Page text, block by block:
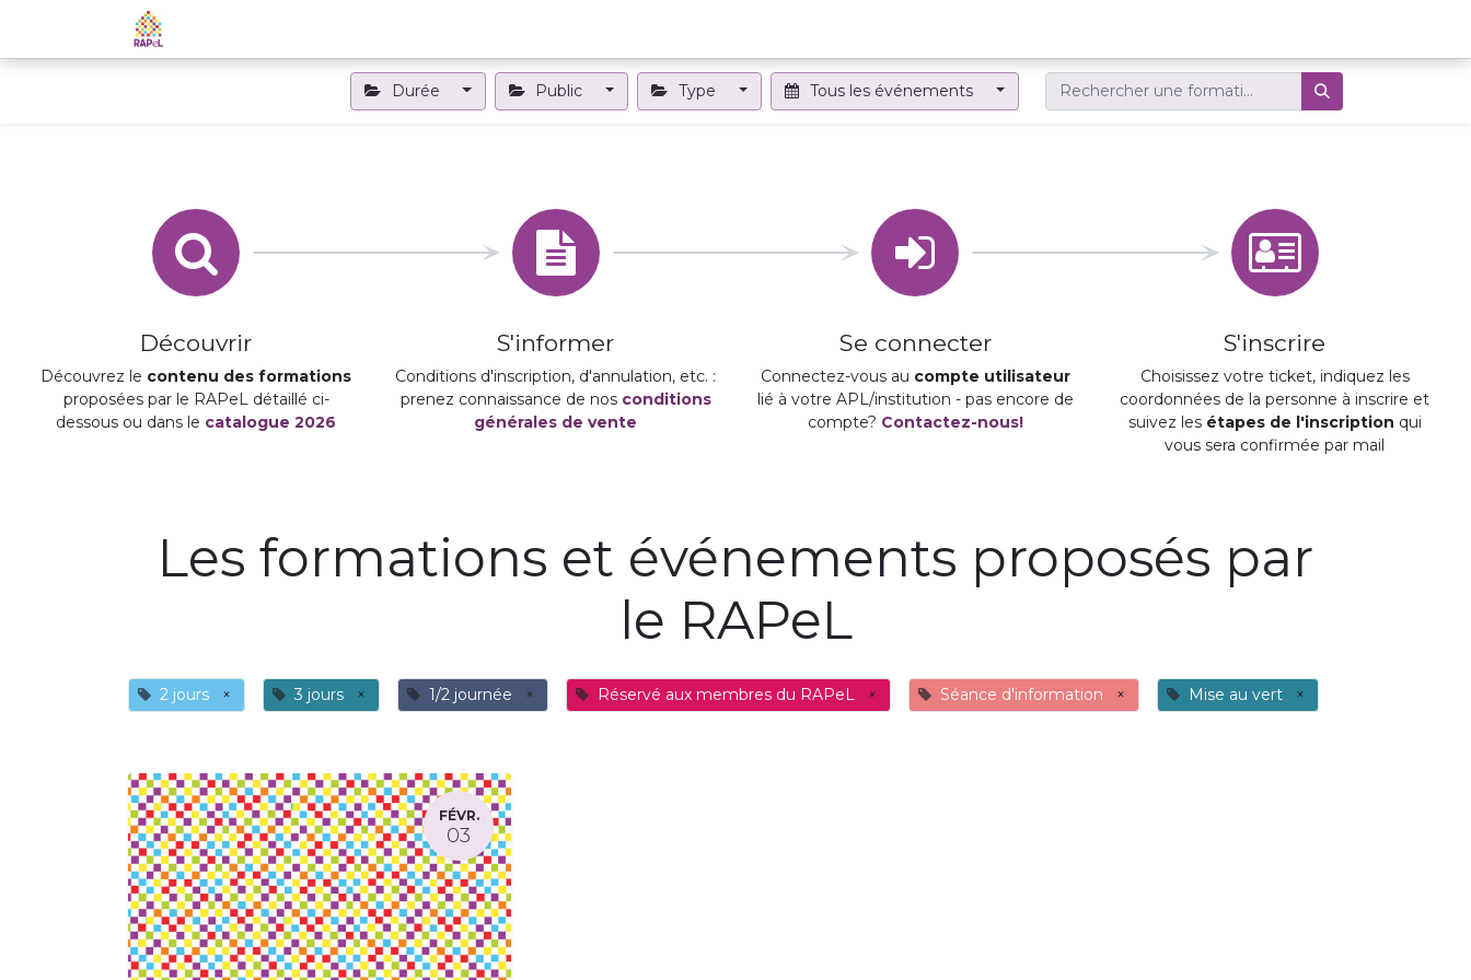
Durée Public Type Tous les événements
Découvrir
Découvrez le contenu des formations
proposées par le RAPeL détaillé ci-
dessous ou dans le catalogue 2026
S'informer
Conditions d'inscription, d'annulation, etc. :
prenez connaissance de nos conditions
générales de vente
Se connecter
Connectez-vous au compte utilisateur
lié à votre APL/institution - pas encore de
compte? Contactez-nous!
S'inscrire
Choisissez votre ticket, indiquez les
coordonnées de la personne à inscrire et
suivez les étapes de l'inscription qui
vous sera confirmée par mail
Les formations et événements proposés par
le RAPeL
2 jours × 3 jours × 1/2 journée × Réservé aux membres du RAPeL × Séance d'information × Mise au vert ×
FÉVR.
03